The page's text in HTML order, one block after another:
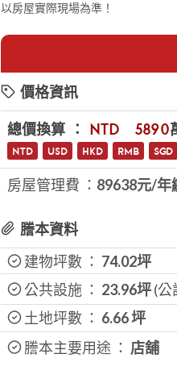
以房屋實際現場為準！
價格資訊
總價換算 ： NTD $5890
NTD USD HKD RMB SGD
房屋管理費 ： 89638元/年
謄本資料
建物坪數 ： 74.02坪
公共設施 ： 23.96坪(公
土地坪數 ： 6.66坪
謄本主要用途 ： 店舖